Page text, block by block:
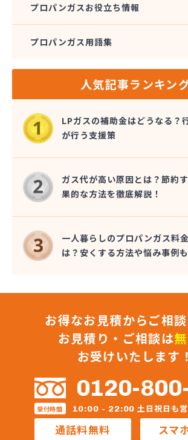
西島石油
西日本石油瓦斯株式会社
大一ガス株式会社
大一ガス株式会社 東予営業所
大一ガス株式会社 南予営業所
大一ガス株式会社 四国中央営業所
大一ガス株式会社 宇和島営業所
大和酸素工業株式会社
朝日燃料店
長谷川ガス株式会社
長谷川酸素株式会社
東予液化ガス株式会社 オートガス南
東予液化ガス株式会社 喜田村事業所
東予液化ガス株式会社 本社
藤村石油株式会社 エネルギー事業部-
藤村石油株式会社 本社
南予ガス協業組合
日豊ガス
日野燃料店有限会社
八原産業
美須賀燃料店
武智燃料店
福泉株式会社
宝ガス株式会社
毛利燃料店
木村プロパン
プロパンガスお役立ち情報
プロパンガス用語集
人気記事ランキン
LPガスの補助金はどうなる？
が行う支援策
ガス代が高い原因とは？節約
果的な方法を徹底解説！
一人暮らしのプロパンガス料
は？安くする方法や悩み事例も
お得なお見積からご相談
お見積り・ご相談は
お受けいたします！
0120-
受付時間 10:00 - 22:00 土日祝日も
通話料無料 スマ